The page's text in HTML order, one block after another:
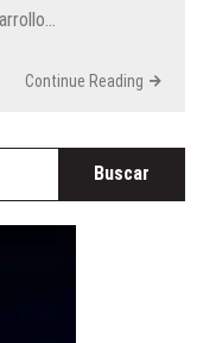
Continue Reading